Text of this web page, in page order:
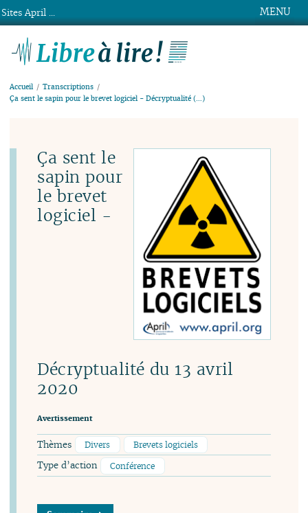
MENU
Accueil
Transcriptions
Ça sent le sapin pour le brevet logiciel - Décryptualité (…)
Ça sent le
sapin pour
le brevet
logiciel -
Décryptualité du 13 avril
2020
Avertissement
Thèmes Divers Brevets logiciels
Type d’action Conférence
Sites April ...